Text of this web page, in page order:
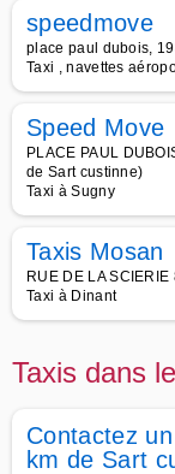
speedmove
place paul dubois,
Taxi , navettes
Speed Move
PLACE PAUL
de Sart custinne)
Taxi à Sugny
Taxis Mosan
RUE DE LA
Taxi à Dinant
Taxis dans
Contactez
km de Sart